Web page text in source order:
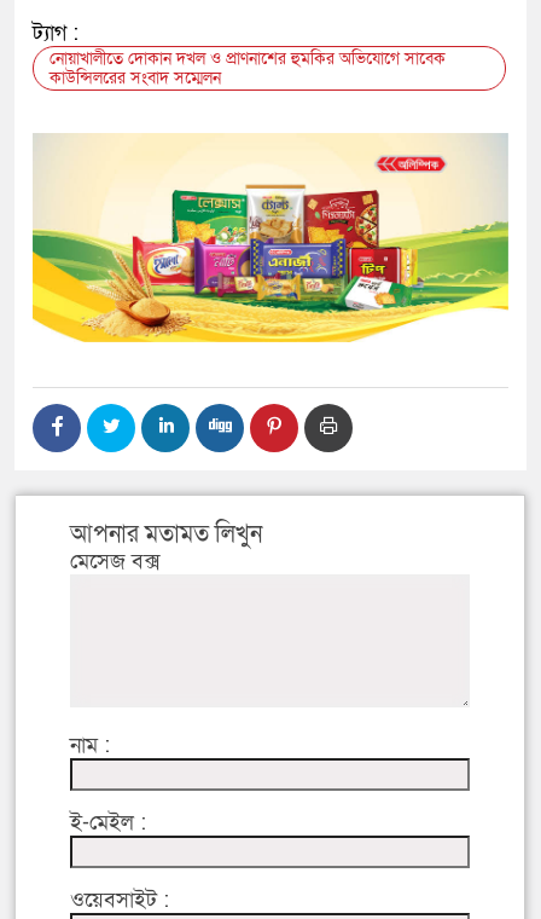
ট্যাগ :
নোয়াখালীতে দোকান দখল ও প্রাণনাশের হুমকির অভিযোগে সাবেক
কাউন্সিলরের সংবাদ সম্মেলন
আপনার মতামত লিখুন
মেসেজ বক্স
নাম :
ই-মেইল :
ওয়েবসাইট :